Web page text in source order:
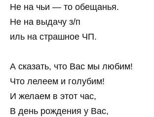
Не на чьи — то обещанья.
Не на выдачу з/п
иль на страшное ЧП.
А сказать, что Вас мы любим!
Что лелеем и голубим!
И желаем в этот час,
В день рождения у Вас,